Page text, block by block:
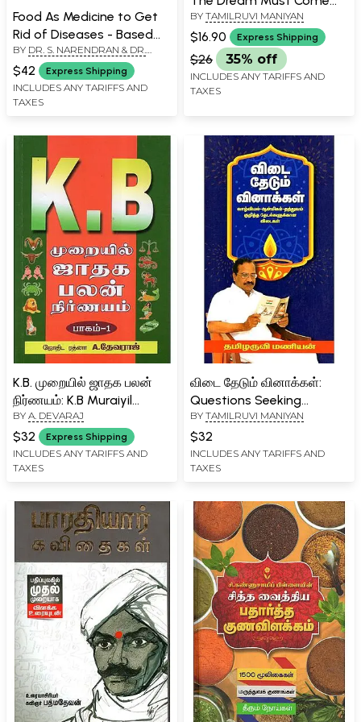
Food As Medicine to Get
Rid of Diseases - Based
on International Research
Articles (Tamil)
BY DR. S. NARENDRAN & DR.
FREDERIC JOSEPH
$42 Express Shipping
INCLUDES ANY TARIFFS AND
TAXES
True (Tamil)
BY TAMILRUVI MANIYAN
$16.90 Express Shipping
$26 35% off
INCLUDES ANY TARIFFS AND
TAXES
K.B. முறையில் ஜாதக பலன்
நிர்ணயம்: K.B Muraiyil
Jathaga Palan Nirnayam-1
(Tamil)
BY A. DEVARAJ
$32 Express Shipping
INCLUDES ANY TARIFFS AND
TAXES
விடை தேடும் வினாக்கள்:
Questions Seeking
Answers- For Quest On
Biology- Spirituality-
Philisophy Answers (Tamil)
BY TAMILRUVI MANIYAN
$32
INCLUDES ANY TARIFFS AND
TAXES